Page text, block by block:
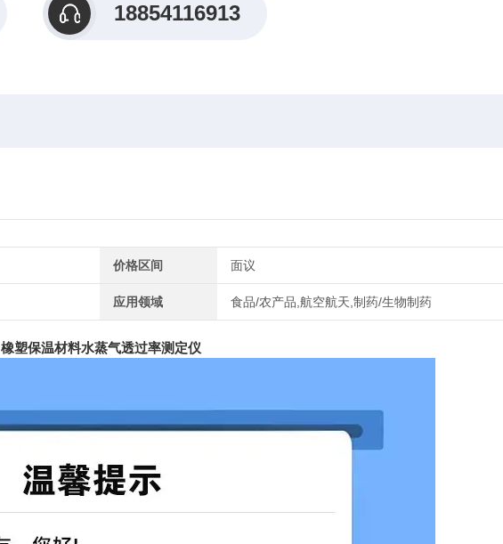
18854116913
价格区间 面议
应用领域 食品/农产品,航空航天,制药/生物制药
橡塑保温材料水蒸气透过率测定仪